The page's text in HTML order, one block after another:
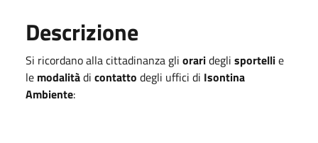
Descrizione
Si ricordano alla cittadinanza gli oraridegli sportellie
le modalitàdi contatto degli uffici di Isontina
Ambiente: